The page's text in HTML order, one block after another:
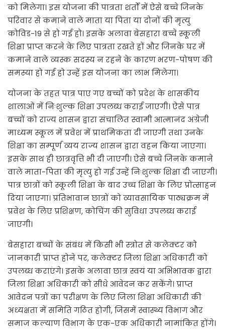
को मिलेगा। इस योजना की पात्रता शर्तों में ऐसे बच्चे जिनके
परिवार से कमाने वाले माता या पिता या दोनों की मृत्यु
कोविड-19 से हो गई हो। इसके अलावा बेसहारा बच्चे स्कूली
शिक्षा प्राप्त करने के लिए पात्रता रखते हों और जिनके घर में
कमाने वाले व्यस्क सदस्य न रहने के कारण भरण-पोषण की
समस्या हो गई हो उन्हें इस योजना का लाभ मिलेगा।
योजना के तहत पात्र पाए गए बच्चों को प्रदेश के शासकीय
शालाओं में निःशुल्क शिक्षा उपलब्ध कराई जाएगी। ऐसे पात्र
बच्चों को राज्य शासन द्वारा संचालित स्वामी आत्मानंद अंग्रेजी
माध्यम स्कूल में प्रवेश में प्राथमिकता दी जाएगी तथा उनके
शिक्षा का सम्पूर्ण व्यय राज्य शासन द्वारा वहन किया जाएगा।
इसके साथ ही छात्रवृत्ति भी दी जाएगी। ऐसे बच्चे जिनके कमाने
वाले माता-पिता की मृत्यु हो गई उन्हें निःशुल्क शिक्षा दी जाएगी।
पात्र छात्रों को स्कूली शिक्षा के बाद उच्च शिक्षा के लिए प्रोत्साहन
दिया जाएगा। प्रतिभावान छात्रों को व्यावसायिक पाठ्यक्रम में
प्रवेश के लिए प्रशिक्षण, कोचिंग की सुविधा उपलब्ध कराई
जाएगी।
बेसहारा बच्चों के संबंध में किसी भी स्त्रोत से कलेक्टर को
जानकारी प्राप्त होने पर, कलेक्टर जिला शिक्षा अधिकारी को
उपलब्ध कराएंगे। इसके अलावा छात्र स्वयं या अभिभावक द्वारा
जिला शिक्षा अधिकारी को सीधे आवेदन कर सकेंगे। प्राप्त
आवेदन पत्रों का परीक्षण के लिए जिला शिक्षा अधिकारी की
अध्यक्षता में समिति गठित होगी, जिसमें स्वास्थ्य विभाग और
समाज कल्याण विभाग के एक-एक अधिकारी नामांकित होंगे।